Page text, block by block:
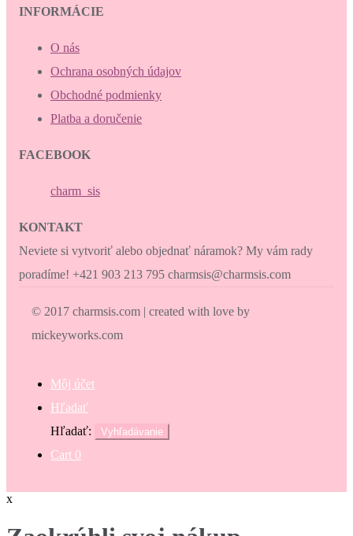
INFORMÁCIE
O nás
Ochrana osobných údajov
Obchodné podmienky
Platba a doručenie
FACEBOOK
charm_sis
KONTAKT
Neviete si vytvoriť alebo objednať náramok? My vám rady
poradíme! +421 903 213 795 charmsis@charmsis.com
© 2017 charmsis.com | created with love by
mickeyworks.com
Môj účet
Hľadať
Hľadať:
Vyhľadávanie
Cart 0
x